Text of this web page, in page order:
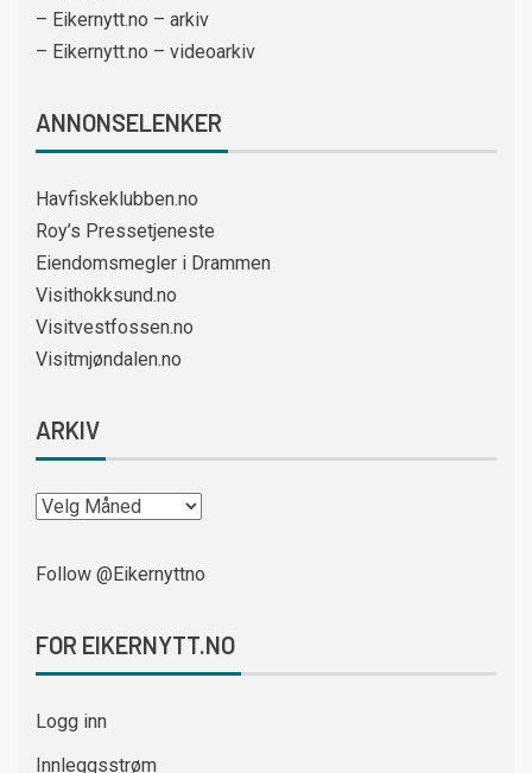
– Eikernytt.no – arkiv
– Eikernytt.no – videoarkiv
ANNONSELENKER
Havfiskeklubben.no
Roy’s Pressetjeneste
Eiendomsmegler i Drammen
Visithokksund.no
Visitvestfossen.no
Visitmjøndalen.no
ARKIV
Follow @Eikernyttno
FOR EIKERNYTT.NO
Logg inn
Innleggsstrøm